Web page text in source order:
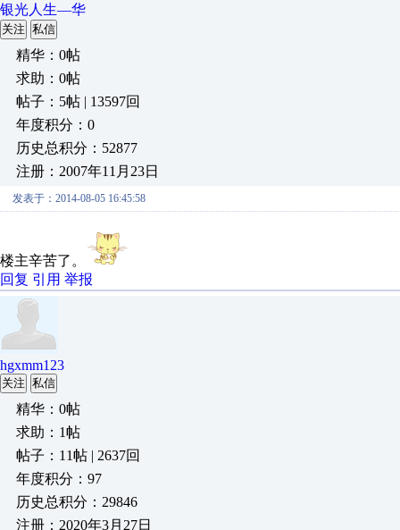
银光人生—华
关注 私信
精华：0帖
求助：0帖
帖子：5帖 | 13597回
年度积分：0
历史总积分：52877
注册：2007年11月23日
发表于：2014-08-05 16:45:58
楼主辛苦了。
回复 引用 举报
hgxmm123
关注 私信
精华：0帖
求助：1帖
帖子：11帖 | 2637回
年度积分：97
历史总积分：29846
注册：2020年3月27日